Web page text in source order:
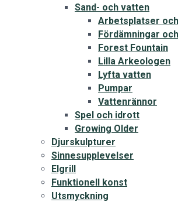
Sand- och vatten
Arbetsplatser
Fördämningar
Forest Fountain
Lilla Arkeologen
Lyfta vatten
Pumpar
Vattenrännor
Spel och idrott
Growing Older
Djurskulpturer
Sinnesupplevelser
Elgrill
Funktionell konst
Utsmyckning